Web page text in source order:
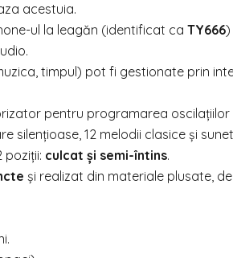
acestuia.
ul la leagăn (identificat ca TY666)
timpul) pot fi gestionate prin
pentru programarea oscilațiilor
silențioase, 12 melodii clasice și
poziții: culcat și semi-întins.
și realizat din materiale plusate,